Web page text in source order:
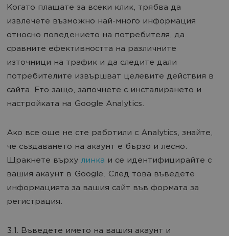
Когато плащате за всеки клик, трябва да
извлечете възможно най-много информация
относно поведението на потребителя, да
сравните ефективността на различните
източници на трафик и да следите дали
потребителите извършват целевите действия в
сайта. Ето защо, започнете с инсталирането и
настройката на Google Analytics.
Ако все още не сте работили с Analytics, знайте,
че създаването на акаунт е бързо и лесно.
Щракнете върху линка и се идентифицирайте с
вашия акаунт в Google. След това въведете
информацията за вашия сайт във формата за
регистрация.
3.1. Въведете името на вашия акаунт и